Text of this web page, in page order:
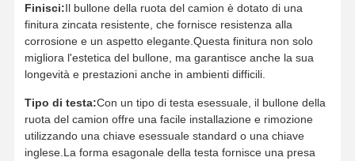
Chi Siamo
Visita Alla
Fabbrica
Controllo Di
Contattaci
Notizie Casi Blog
Chiedi Un
Preventivo
Finisci:Il bullone della ruota del camion è dotato di una
finitura zincata resistente, che fornisce resistenza alla
corrosione e un aspetto elegante.Questa finitura non solo
migliora l'estetica del bullone, ma garantisce anche la sua
longevità e prestazioni anche in ambienti difficili.
Tipo di testa:Con un tipo di testa esessuale, il bullone della
ruota del camion offre una facile installazione e rimozione
utilizzando una chiave esessuale standard o una chiave
inglese.La forma esagonale della testa fornisce una presa